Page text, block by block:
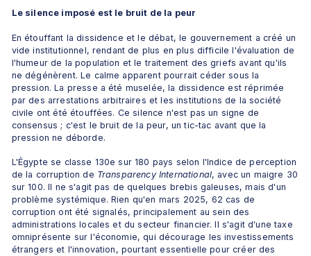
Le silence imposé est le bruit de la peur
En étouffant la dissidence et le débat, le gouvernement a créé un
vide institutionnel, rendant de plus en plus difficile l'évaluation de
l'humeur de la population et le traitement des griefs avant qu'ils
ne dégénèrent. Le calme apparent pourrait céder sous la
pression. La presse a été muselée, la dissidence est réprimée
par des arrestations arbitraires et les institutions de la société
civile ont été étouffées. Ce silence n'est pas un signe de
consensus ; c'est le bruit de la peur, un tic-tac avant que la
pression ne déborde.
L'Égypte se classe 130e sur 180 pays selon l'Indice de perception
de la corruption de Transparency International, avec un maigre 30
sur 100. Il ne s'agit pas de quelques brebis galeuses, mais d'un
problème systémique. Rien qu'en mars 2025, 62 cas de
corruption ont été signalés, principalement au sein des
administrations locales et du secteur financier. Il s'agit d'une taxe
omniprésente sur l'économie, qui décourage les investissements
étrangers et l'innovation, pourtant essentielle pour créer des